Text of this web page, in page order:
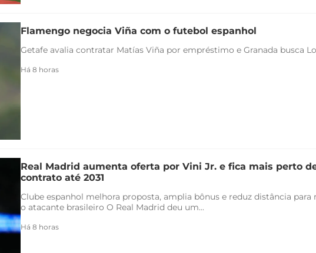
Flamengo negocia Viña com o futebol espanhol
Getafe avalia contratar Matías Viña por empréstimo e Granada busca
Há 8 horas
Real Madrid aumenta oferta por Vini Jr. e fica mais perto
contrato até 2031
Clube espanhol melhora proposta, amplia bônus e reduz distância para
o atacante brasileiro O Real Madrid deu um...
Há 8 horas